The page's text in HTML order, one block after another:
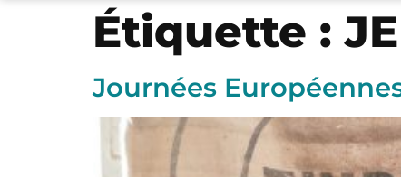
Étiquette :
Journées